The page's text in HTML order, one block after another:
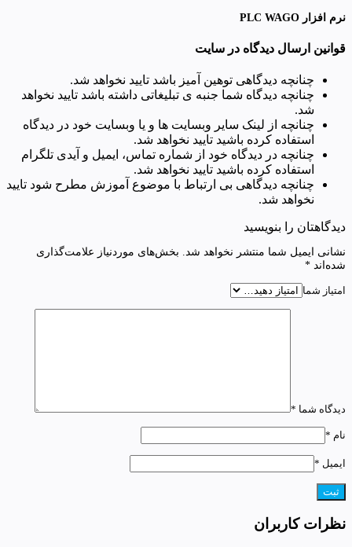
نرم افزار PLC WAGO
قوانین ارسال دیدگاه در سایت
چنانچه دیدگاهی توهین آمیز باشد تایید نخواهد شد.
چنانچه دیدگاه شما جنبه ی تبلیغاتی داشته باشد تایید نخواهد
شد.
چنانچه از لینک سایر وبسایت ها و یا وبسایت خود در دیدگاه
استفاده کرده باشید تایید نخواهد شد.
چنانچه در دیدگاه خود از شماره تماس، ایمیل و آیدی تلگرام
استفاده کرده باشید تایید نخواهد شد.
چنانچه دیدگاهی بی ارتباط با موضوع آموزش مطرح شود تایید
نخواهد شد.
دیدگاهتان را بنویسید
نشانی ایمیل شما منتشر نخواهد شد. بخش‌های موردنیاز علامت‌گذاری
شده‌اند *
امتیاز شما
دیدگاه شما *
نام *
ایمیل *
نظرات کاربران